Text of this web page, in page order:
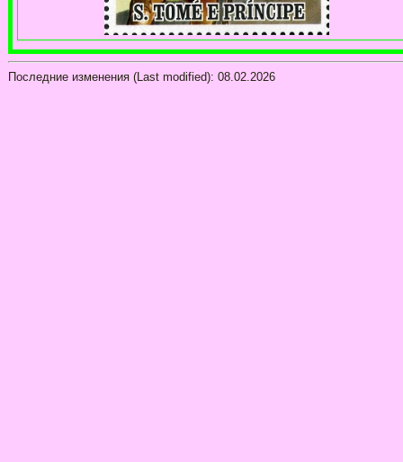
Последние изменения (Last modified): 08.02.2026